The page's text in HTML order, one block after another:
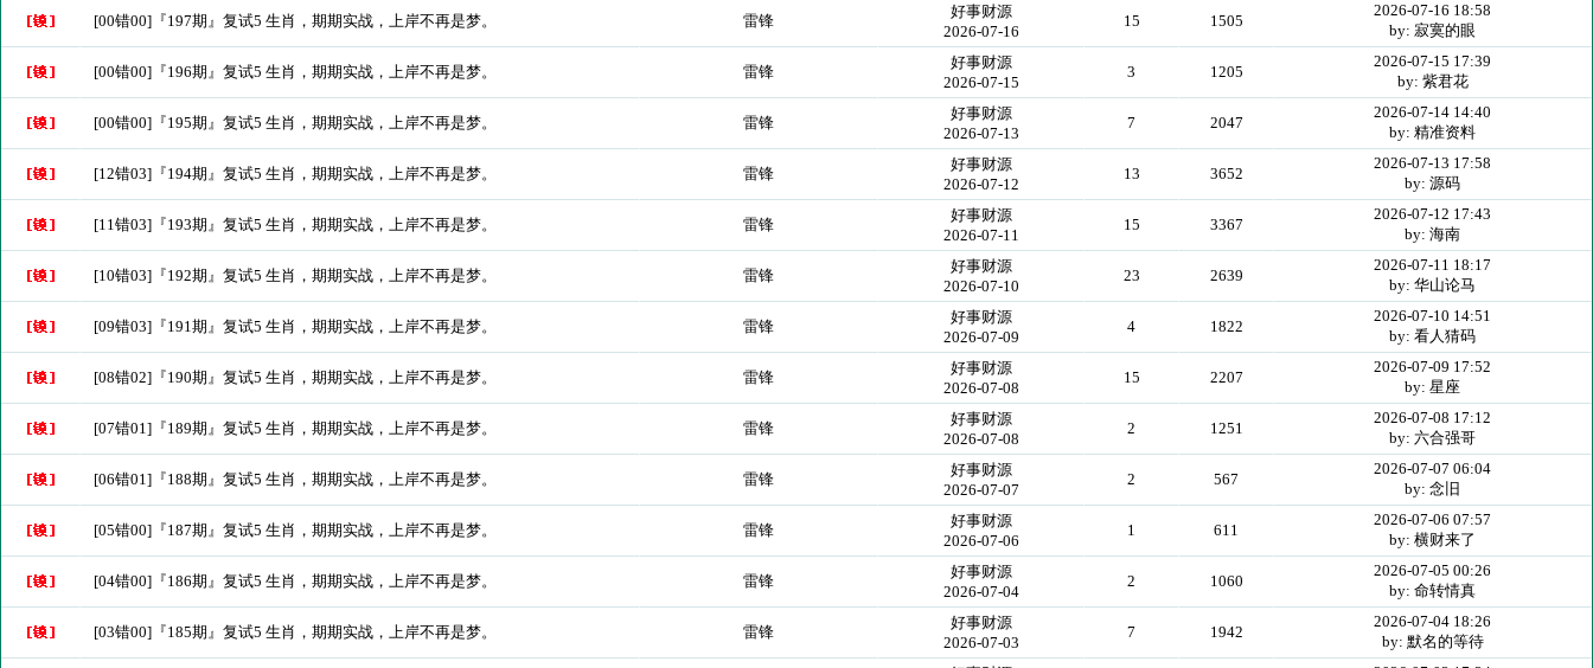
[00错00]『197期』复试5 生肖，期期实战，上岸不再是梦。 雷锋
好事财源
2026-07-16
15 1505
2026-07-16 18:58
by: 寂寞的眼
[00错00]『196期』复试5 生肖，期期实战，上岸不再是梦。 雷锋
好事财源
2026-07-15
3 1205
2026-07-15 17:39
by: 紫君花
[00错00]『195期』复试5 生肖，期期实战，上岸不再是梦。 雷锋
好事财源
2026-07-13
7 2047
2026-07-14 14:40
by: 精准资料
[12错03]『194期』复试5 生肖，期期实战，上岸不再是梦。 雷锋
好事财源
2026-07-12
13 3652
2026-07-13 17:58
by: 源码
[11错03]『193期』复试5 生肖，期期实战，上岸不再是梦。 雷锋
好事财源
2026-07-11
15 3367
2026-07-12 17:43
by: 海南
[10错03]『192期』复试5 生肖，期期实战，上岸不再是梦。 雷锋
好事财源
2026-07-10
23 2639
2026-07-11 18:17
by: 华山论马
[09错03]『191期』复试5 生肖，期期实战，上岸不再是梦。 雷锋
好事财源
2026-07-09
4 1822
2026-07-10 14:51
by: 看人猜码
[08错02]『190期』复试5 生肖，期期实战，上岸不再是梦。 雷锋
好事财源
2026-07-08
15 2207
2026-07-09 17:52
by: 星座
[07错01]『189期』复试5 生肖，期期实战，上岸不再是梦。 雷锋
好事财源
2026-07-08
2 1251
2026-07-08 17:12
by: 六合强哥
[06错01]『188期』复试5 生肖，期期实战，上岸不再是梦。 雷锋
好事财源
2026-07-07
2 567
2026-07-07 06:04
by: 念旧
[05错00]『187期』复试5 生肖，期期实战，上岸不再是梦。 雷锋
好事财源
2026-07-06
1 611
2026-07-06 07:57
by: 横财来了
[04错00]『186期』复试5 生肖，期期实战，上岸不再是梦。 雷锋
好事财源
2026-07-04
2 1060
2026-07-05 00:26
by: 命转情真
[03错00]『185期』复试5 生肖，期期实战，上岸不再是梦。 雷锋
好事财源
2026-07-03
7 1942
2026-07-04 18:26
by: 默名的等待